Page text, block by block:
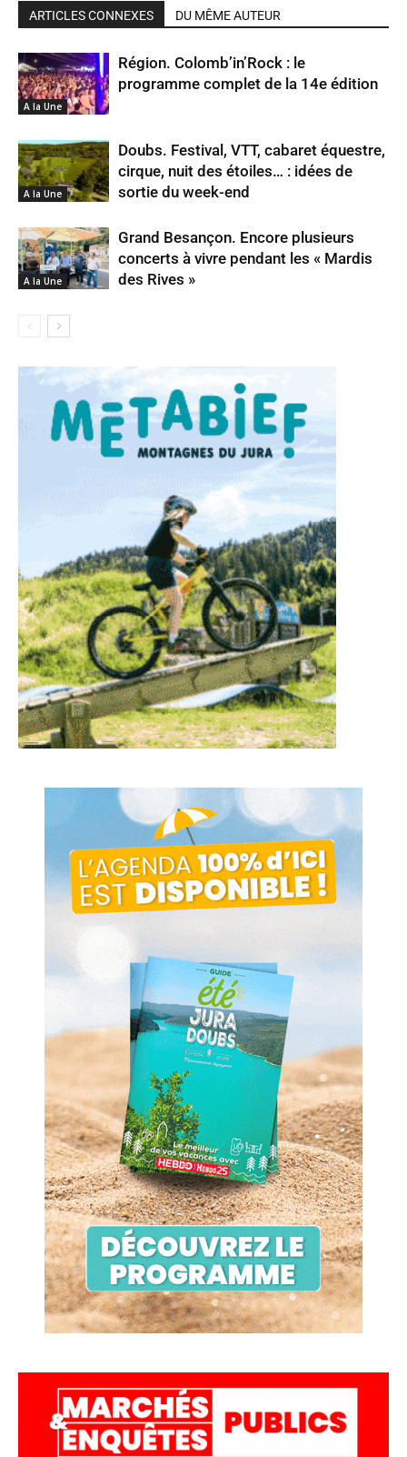
ARTICLES CONNEXES DU MÊME AUTEUR
A la Une
Région. Colomb’in’Rock : le
programme complet de la 14e édition
A la Une
Doubs. Festival, VTT, cabaret équestre,
cirque, nuit des étoiles… : idées de
sortie du week-end
A la Une
Grand Besançon. Encore plusieurs
concerts à vivre pendant les « Mardis
des Rives »